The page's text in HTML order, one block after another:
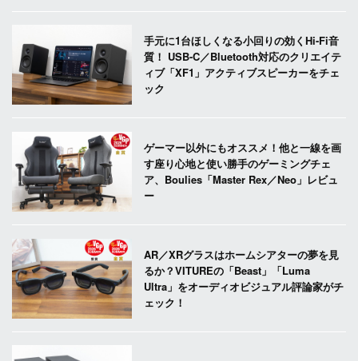
手元に1台ほしくなる小回りの効くHi-Fi音
質！ USB-C／Bluetooth対応のクリエイテ
ィブ「XF1」アクティブスピーカーをチェ
ック
ゲーマー以外にもオススメ！他と一線を画
す座り心地と使い勝手のゲーミングチェ
ア、Boulies「Master Rex／Neo」レビュ
ー
AR／XRグラスはホームシアターの夢を見
るか？VITUREの「Beast」「Luma
Ultra」をオーディオビジュアル評論家がチ
ェック！